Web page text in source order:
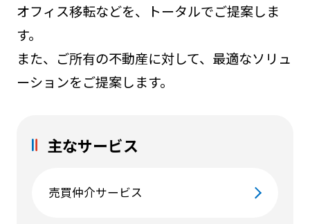
オフィス移転などを、トータルでご提案しま
す。
また、ご所有の不動産に対して、最適なソリュ
ーションをご提案します。
主なサービス
売買仲介サービス